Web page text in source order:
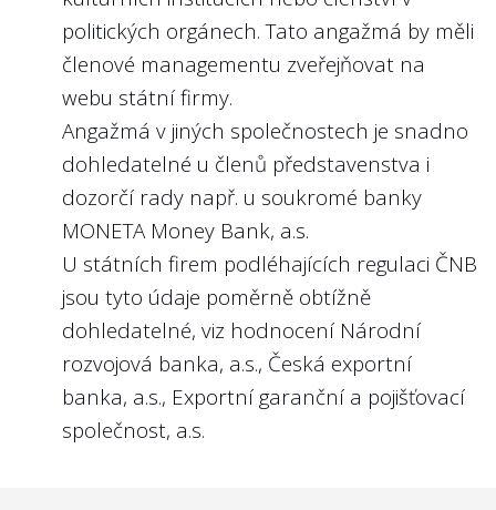
Jsou na webu státní firmy nebo v její
výroční zprávě zveřejněny plány
výkonnostních kritérií (KPI - key
performance indicators) jako tržby, zisk
či nefinanční ukazatele týkající se
předmětu podnikání státní firmy na rok
2024 nebo 2025?
Doporučení:
Není důvod, aby KPI managementu nebyly
zveřejňovány. Veřejnost má právo vědět,
jaké jsou cíle managementu a jak cíle plní.
Nejlépe to dělají v/ve:
Správě železnic, s.o.
politických orgánech. Tato angažmá by měli
členové managementu zveřejňovat na
webu státní firmy.
Angažmá v jiných společnostech je snadno
dohledatelné u členů představenstva i
dozorčí rady např. u soukromé banky
MONETA Money Bank, a.s.
U státních firem podléhajících regulaci ČNB
jsou tyto údaje poměrně obtížně
dohledatelné, viz hodnocení Národní
rozvojová banka, a.s., Česká exportní
banka, a.s., Exportní garanční a pojišťovací
společnost, a.s.